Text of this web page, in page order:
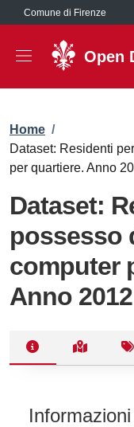
Salta al contenuto
Comune di Firenze
Open
Briciole di
Home /
Dataset: Residenti
per quartiere. Anno
Dataset:
possesso
computer
Anno 2012